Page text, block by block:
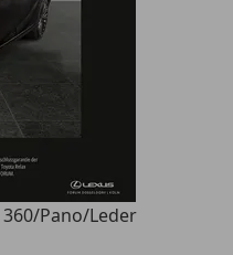
Pano/Leder